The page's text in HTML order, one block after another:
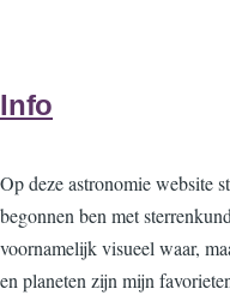
Info
Op deze astronomie website
begonnen ben met
voornamelijk visueel waar,
en planeten zijn mijn